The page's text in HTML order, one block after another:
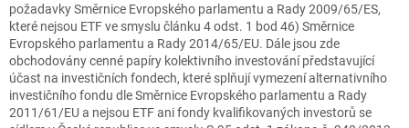
požadavky Směrnice Evropského parlamentu a Rady 2009/65/ES,
které nejsou ETF ve smyslu článku 4 odst. 1 bod 46) Směrnice
Evropského parlamentu a Rady 2014/65/EU. Dále jsou zde
obchodovány cenné papíry kolektivního investování představující
účast na investičních fondech, které splňují vymezení alternativního
investičního fondu dle Směrnice Evropského parlamentu a Rady
2011/61/EU a nejsou ETF ani fondy kvalifikovaných investorů se